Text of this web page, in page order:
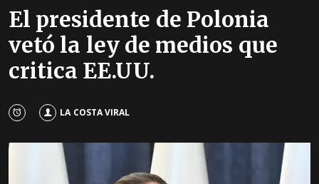
El presidente de Polonia
vetó la ley de medios que
critica EE.UU.
LA COSTA VIRAL